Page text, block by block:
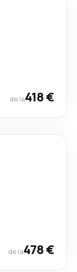
de la418 €
de la478 €